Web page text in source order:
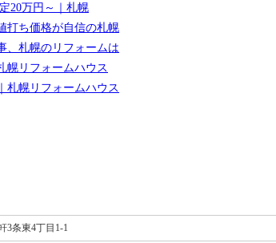
20万円～｜札幌
打ち価格が自信の札幌
、札幌のリフォームは
幌リフォームハウス
札幌リフォームハウス
3条東4丁目1-1